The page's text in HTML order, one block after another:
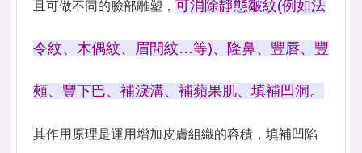
且可做不同的臉部雕塑， 可消除靜態皺紋(例如法
令紋、木偶紋、眉間紋…等)、隆鼻、豐唇、豐
頰、豐下巴、補淚溝、補蘋果肌、填補凹洞。
其作用原理是運用增加皮膚組織的容積，填補凹陷